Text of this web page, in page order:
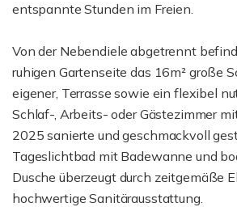
entspannte Stunden im Freien.
Von der Nebendiele abgetrennt
ruhigen Gartenseite das 16m² große
eigener, Terrasse sowie ein flexibel
Schlaf-, Arbeits- oder Gästezimmer
2025 sanierte und geschmackvoll
Tageslichtbad mit Badewanne und
Dusche überzeugt durch zeitgemäße
hochwertige Sanitärausstattung.